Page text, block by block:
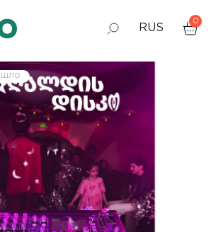
RUS
ENG
0